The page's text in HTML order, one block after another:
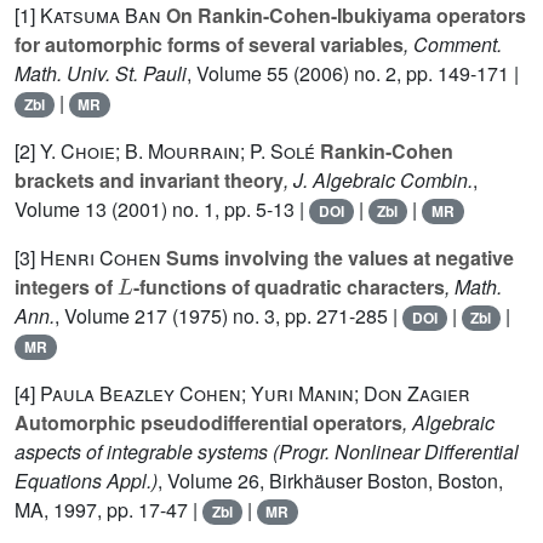
[1] Katsuma Ban On Rankin-Cohen-Ibukiyama operators
for automorphic forms of several variables, Comment.
Math. Univ. St. Pauli, Volume 55 (2006) no. 2, pp. 149-171 |
Zbl | MR
[2]Y. Choie; B. Mourrain; P. Solé Rankin-Cohen
brackets and invariant theory, J. Algebraic Combin.,
Volume 13 (2001) no. 1, pp. 5-13 | DOI | Zbl | MR
[3] Henri Cohen Sums involving the values at negative
integers of
L
-functions of quadratic characters, Math.
Ann., Volume 217 (1975) no. 3, pp. 271-285 | DOI | Zbl |
MR
[4] Paula Beazley Cohen; Yuri Manin; Don Zagier
Automorphic pseudodifferential operators, Algebraic
aspects of integrable systems (Progr. Nonlinear Differential
Equations Appl.), Volume 26, Birkhäuser Boston, Boston,
MA, 1997, pp. 17-47 |
Zbl | MR